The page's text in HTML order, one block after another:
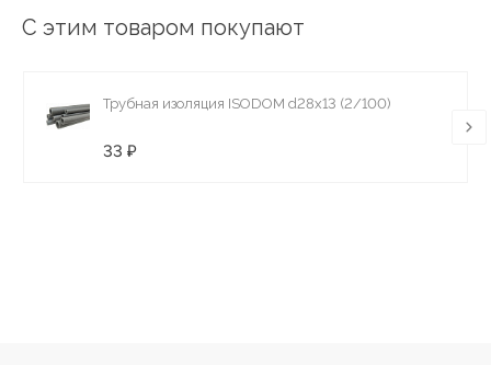
С этим товаром покупают
Трубная изоляция ISODOM d28x13 (2/100)
33 ₽